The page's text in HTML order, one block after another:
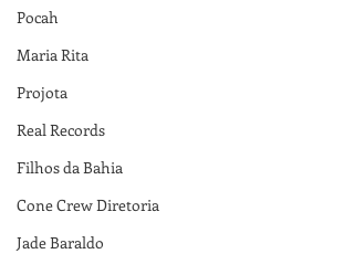
Pocah
Maria Rita
Projota
Real Records
Filhos da Bahia
Cone Crew Diretoria
Jade Baraldo